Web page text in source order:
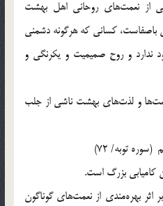
از نعمت‌هاي روحاني اهل بهشت
كساني كه هرگونه دشمني
ندارد و روح صميميت و يكرنگي و
و لذت‌هاي بهشت ناشي از جلب
توبه/ 72)
كاميابي بزرگ است.
اثر بهره‌مندي از نعمت‌هاي گوناگون